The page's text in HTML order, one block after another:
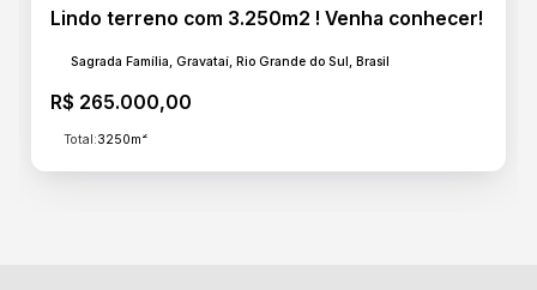
Lindo terreno com 3.250m2 ! Venha conhecer!
R$ 265.000,00
Sagrada Família, Gravataí, Rio Grande do Sul, Brasil
Total:3250m²